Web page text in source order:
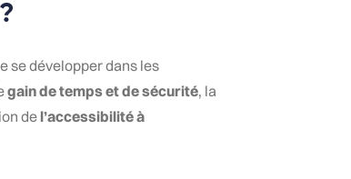
se développer dans les
gain de temps et de sécurité, la
del’accessibilité à